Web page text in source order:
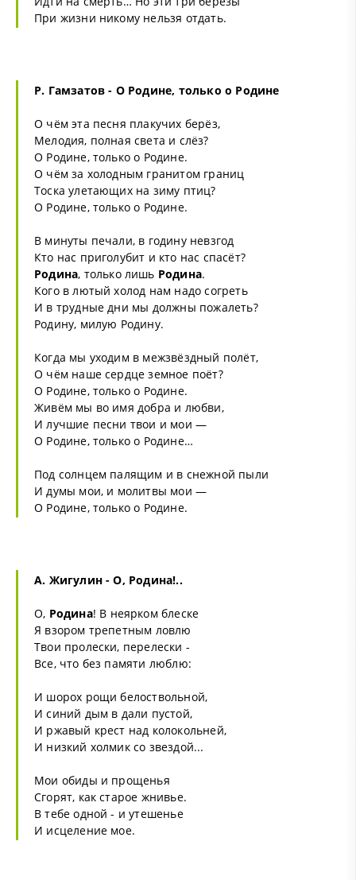
При жизни никому нельзя отдать.
Р. Гамзатов - О Родине, только о Родине
О чём эта песня плакучих берёз,
Мелодия, полная света и слёз?
О Родине, только о Родине.
О чём за холодным гранитом границ
Тоска улетающих на зиму птиц?
О Родине, только о Родине.
В минуты печали, в годину невзгод
Кто нас приголубит и кто нас спасёт?
Родина, только лишь Родина.
Кого в лютый холод нам надо согреть
И в трудные дни мы должны пожалеть?
Родину, милую Родину.
Когда мы уходим в межзвёздный полёт,
О чём наше сердце земное поёт?
О Родине, только о Родине.
Живём мы во имя добра и любви,
И лучшие песни твои и мои —
О Родине, только о Родине…
Под солнцем палящим и в снежной пыли
И думы мои, и молитвы мои —
О Родине, только о Родине.
А. Жигулин - О, Родина!..
О, Родина! В неярком блеске
Я взором трепетным ловлю
Твои пролески, перелески -
Все, что без памяти люблю:
И шорох рощи белоствольной,
И синий дым в дали пустой,
И ржавый крест над колокольней,
И низкий холмик со звездой...
Мои обиды и прощенья
Сгорят, как старое жнивье.
В тебе одной - и утешенье
И исцеление мое.